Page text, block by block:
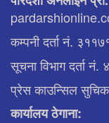
कम्पनी दर्ता नं.
सूचना विभाग दर्ता
प्रेस काउन्सिल
कार्यालय ठेगाना: